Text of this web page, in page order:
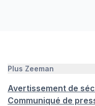
Plus Zeeman
Avertissement de
Communiqué de